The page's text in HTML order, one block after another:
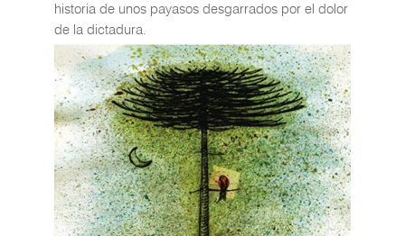
historia de unos payasos desgarrados por el dolor
de la dictadura.